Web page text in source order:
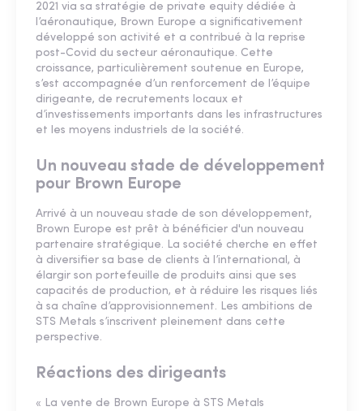
2021 via sa stratégie de private equity dédiée à
l’aéronautique, Brown Europe a significativement
développé son activité et a contribué à la reprise
post-Covid du secteur aéronautique. Cette
croissance, particulièrement soutenue en Europe,
s’est accompagnée d’un renforcement de l’équipe
dirigeante, de recrutements locaux et
d’investissements importants dans les infrastructures
et les moyens industriels de la société.
Un nouveau stade de développement
pour Brown Europe
Arrivé à un nouveau stade de son développement,
Brown Europe est prêt à bénéficier d'un nouveau
partenaire stratégique. La société cherche en effet
à diversifier sa base de clients à l’international, à
élargir son portefeuille de produits ainsi que ses
capacités de production, et à réduire les risques liés
à sa chaîne d’approvisionnement. Les ambitions de
STS Metals s’inscrivent pleinement dans cette
perspective.
Réactions des dirigeants
« La vente de Brown Europe à STS Metals